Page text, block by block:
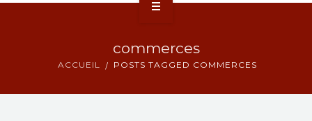
commerces
ACCUEIL POSTS TAGGED COMMERCES